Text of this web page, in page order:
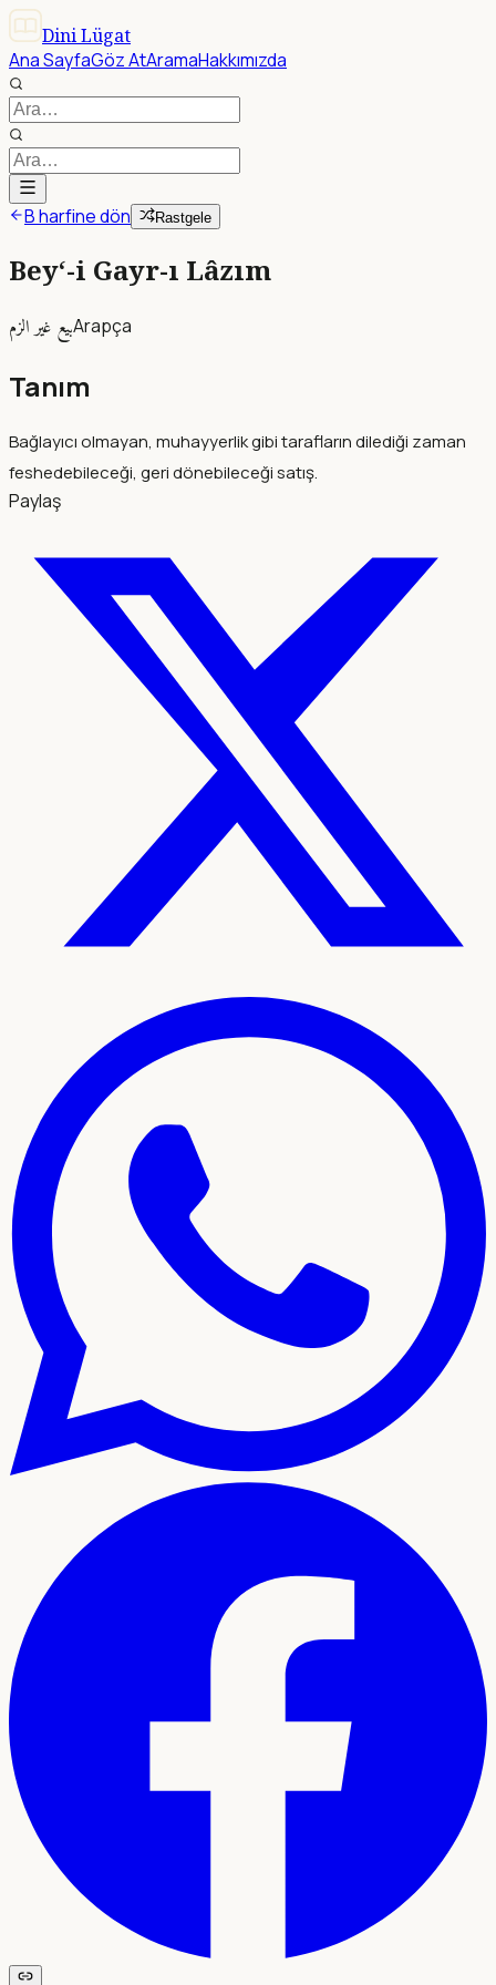
Dini Lügat
Ana SayfaGöz AtAramaHakkımızda
B harfine dön Rastgele
Bey‘-i Gayr-ı Lâzım
بيع غير الزمArapça
Tanım
Bağlayıcı olmayan, muhayyerlik gibi tarafların dilediği zaman
feshedebileceği, geri dönebileceği satış.
Paylaş